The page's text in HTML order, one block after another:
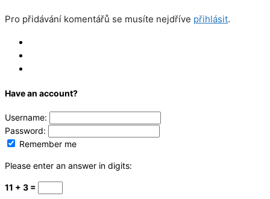
Pro přidávání komentářů se musíte nejdříve přihlásit.
Have an account?
Username:
Password:
Remember me
Please enter an answer in digits:
11 + 3 =